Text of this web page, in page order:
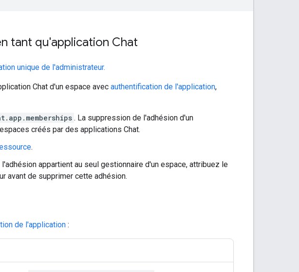
tant qu'application Chat
unique de l'administrateur.
Chat d'un espace avec authentification de l'application,
. La suppression de l'adhésion d'un
créés par des applications Chat.
.
appartient au seul gestionnaire d'un espace, attribuez le
avant de supprimer cette adhésion.
de l'application :